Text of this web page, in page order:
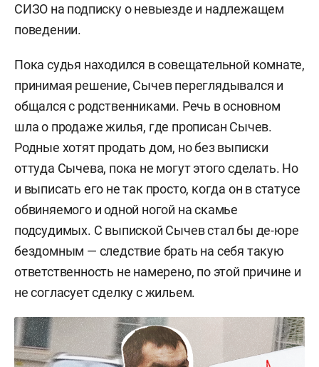
СИЗО на подписку о невыезде и надлежащем
поведении.
Пока судья находился в совещательной комнате,
принимая решение, Сычев переглядывался и
общался с родственниками. Речь в основном
шла о продаже жилья, где прописан Сычев.
Родные хотят продать дом, но без выписки
оттуда Сычева, пока не могут этого сделать. Но
и выписать его не так просто, когда он в статусе
обвиняемого и одной ногой на скамье
подсудимых. С выпиской Сычев стал бы де-юре
бездомным — следствие брать на себя такую
ответственность не намерено, по этой причине и
не согласует сделку с жильем.